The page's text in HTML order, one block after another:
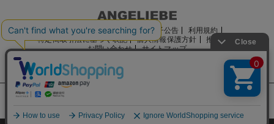
ご利用ガイド 会社概要 電子公告
利用規約
特定商取引法に基づく表記
個人情報保護方針
推奨環境
お問い合わせ
サイトマップ
サイト内の文章、画像などの著作物はマルコ株式会社に属します。